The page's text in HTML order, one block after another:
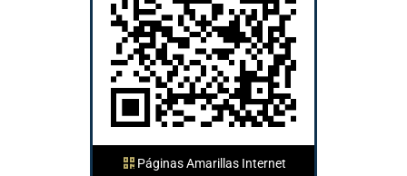
Páginas Amarillas Internet